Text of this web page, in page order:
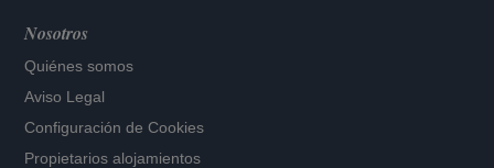
Nosotros
Quiénes somos
Aviso Legal
Configuración de Cookies
Propietarios alojamientos